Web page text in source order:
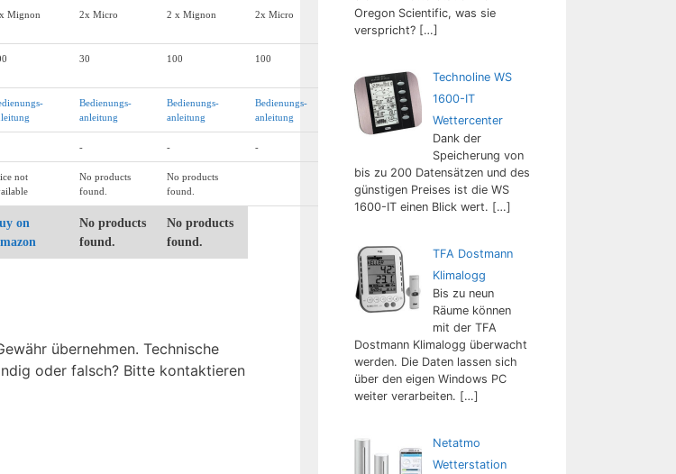
Mignon 2x Micro 2 x Mignon 2x Micro
30 100 100
Bedienungs-
anleitung
Bedienungs-
anleitung
Bedienungs-
anleitung
- - -
not
No products
found.
No products
found.
on
No products
found.
No products
found.
übernehmen. Technische
oder falsch? Bitte kontaktieren
Oregon Scientific, was sie
verspricht? […]
Technoline WS
1600-IT
Wettercenter
Dank der
Speicherung von
bis zu 200 Datensätzen und des
günstigen Preises ist die WS
1600-IT einen Blick wert. […]
TFA Dostmann
Klimalogg
Bis zu neun
Räume können
mit der TFA
Dostmann Klimalogg überwacht
werden. Die Daten lassen sich
über den eigen Windows PC
weiter verarbeiten. […]
Netatmo
Wetterstation